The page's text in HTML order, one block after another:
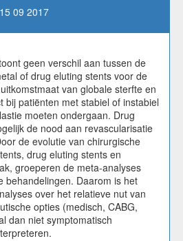
09 2017
geen verschil aan tussen de
of drug eluting stents voor de
van globale sterfte en
bij patiënten met stabiel of instabiel
moeten ondergaan. Drug
de nood aan revascularisatie
de evolutie van chirurgische
drug eluting stents en
groeperen de meta-analyses
behandelingen. Daarom is het
over het relatieve nut van
opties (medisch, CABG,
dan niet symptomatisch